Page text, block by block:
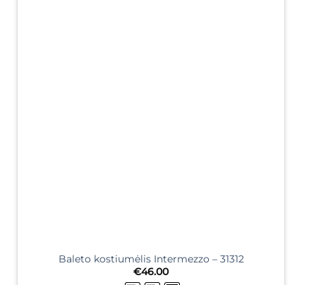
Baleto kostiumėlis Intermezzo – 31312
€46.00